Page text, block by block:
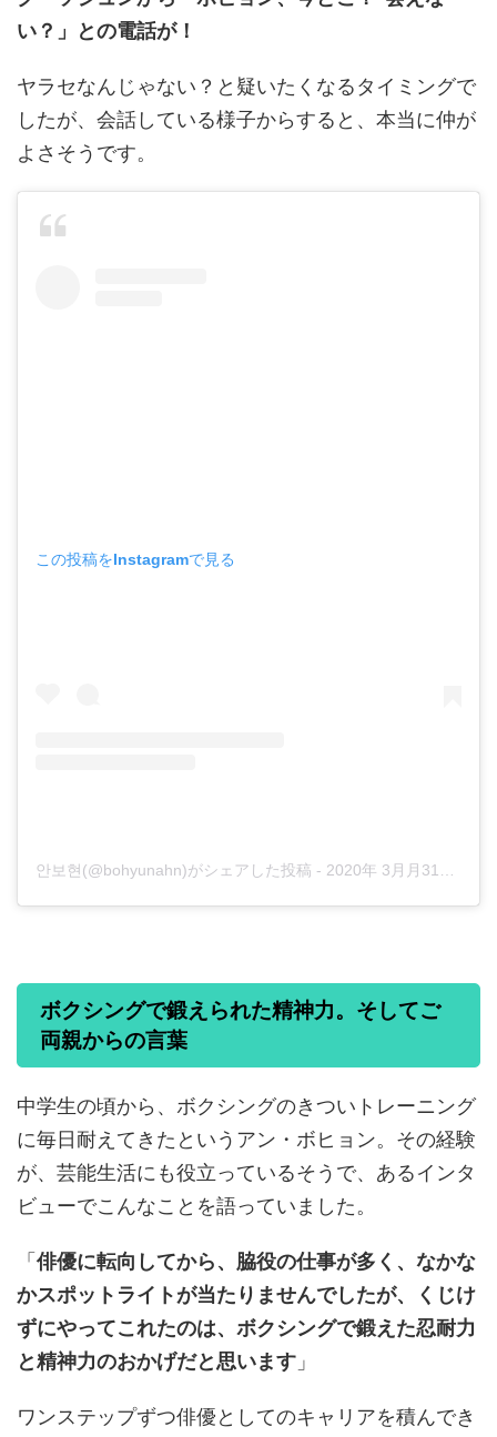
い？」との電話が！
ヤラセなんじゃない？と疑いたくなるタイミングで
したが、会話している様子からすると、本当に仲が
よさそうです。
この投稿をInstagramで見る
안보현(@bohyunahn)がシェアした投稿 - 2020年 3月月31日午前2時18分PDT
ボクシングで鍛えられた精神力。そしてご
両親からの言葉
中学生の頃から、ボクシングのきついトレーニング
に毎日耐えてきたというアン・ボヒョン。その経験
が、芸能生活にも役立っているそうで、あるインタ
ビューでこんなことを語っていました。
「 俳優に転向してから、脇役の仕事が多く、なかな
かスポットライトが当たりませんでしたが、くじけ
ずにやってこれたのは、ボクシングで鍛えた忍耐力
と精神力のおかげだと思います 」
ワンステップずつ俳優としてのキャリアを積んでき